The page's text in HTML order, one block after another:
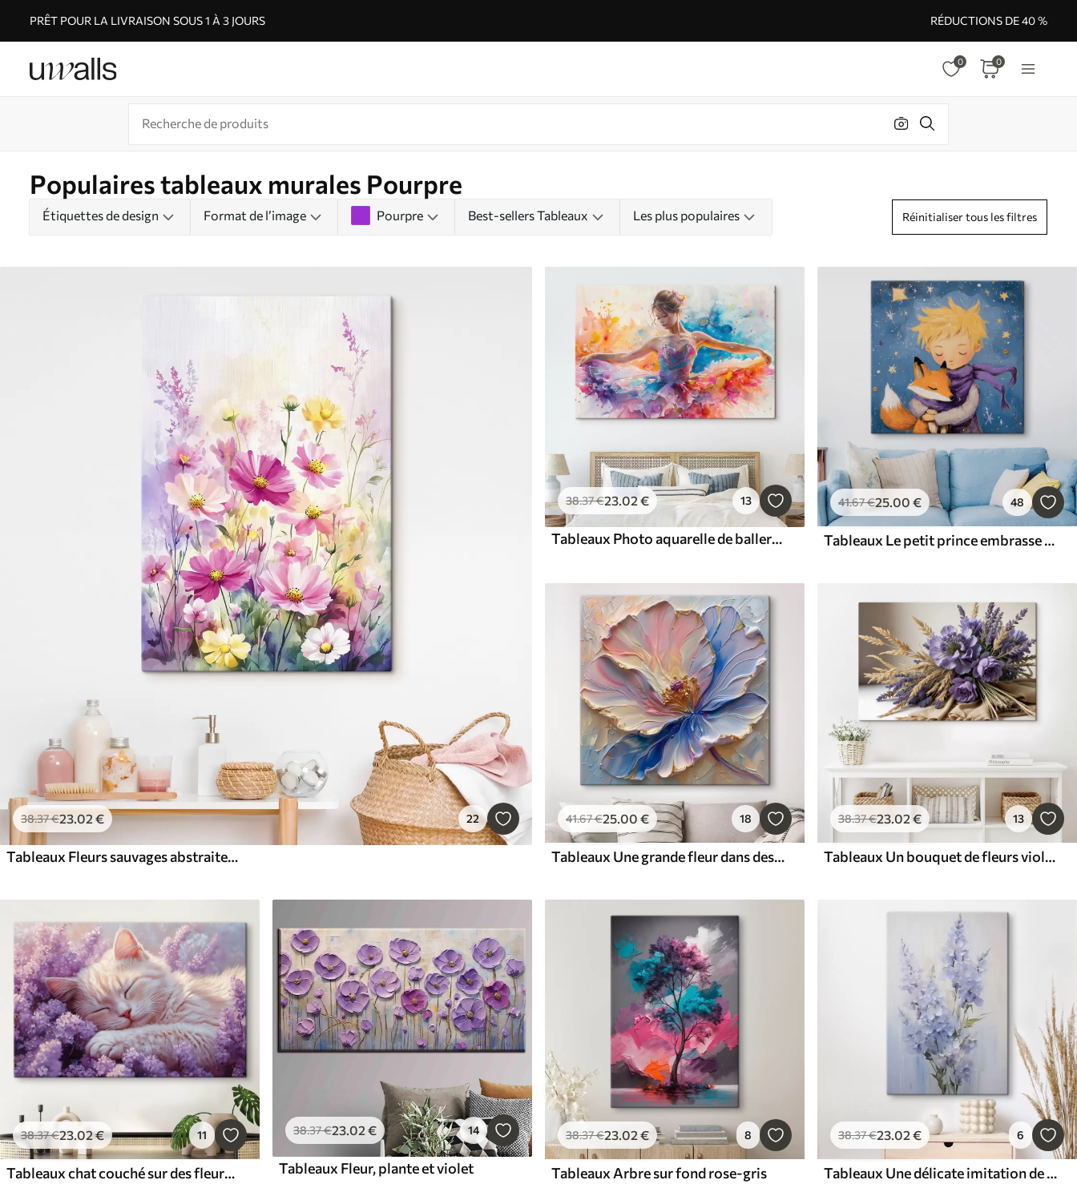
PRÊT POUR LA LIVRAISON SOUS 1 À 3 JOURS RÉDUCTIONS DE 40 %
0 0
Populaires tableaux murales Pourpre
Étiquettes de design Format de l’image Pourpre Best-sellers Tableaux Les plus populaires Réinitialiser tous les filtres
38.37€23.02 € 22
Tableaux Fleurs sauvages abstraites à l'aquarelle
38.37€23.02€ 13
Tableaux Photo aquarelle de ballerine fille
41.67€25.00 € 48
Tableaux Le petit prince embrasse le renard
41.67€25.00 € 18
Tableaux Une grande fleur dans des tons doux de rose et de bleu
38.37€23.02 € 13
Tableaux Un bouquet de fleurs violettes, dont des pivoines et de la lavande, avec des tiges de blé sur un fond clair
38.37€23.02€ 11
Tableaux chat couché sur des fleurs violettes
38.37€23.02 € 14
Tableaux Fleur, plante et violet
38.37€23.02€ 8
Tableaux Arbre sur fond rose-gris
38.37€23.02 € 6
Tableaux Une délicate imitation de peinture représentant des fleurs sauvages